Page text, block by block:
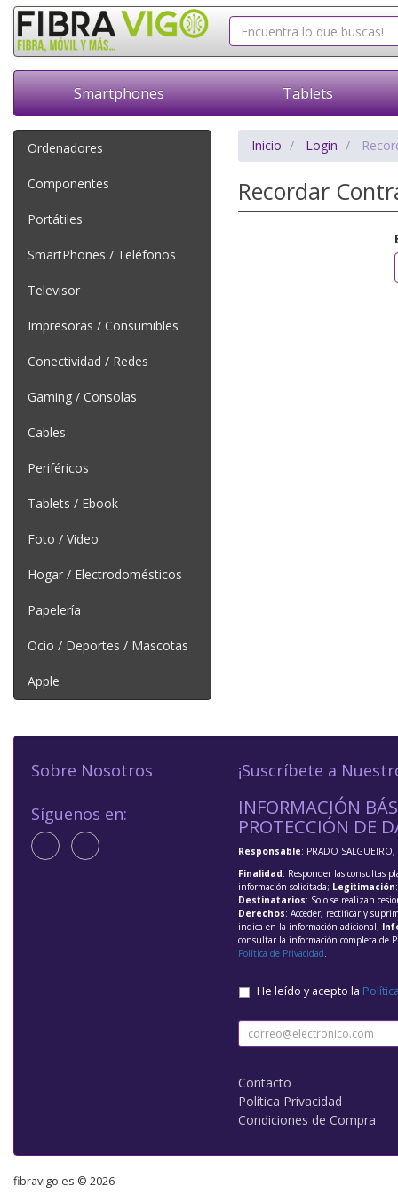
Smartphones Tablets
Ordenadores
Componentes
Portátiles
SmartPhones / Teléfonos
Televisor
Impresoras / Consumibles
Conectividad / Redes
Gaming / Consolas
Cables
Periféricos
Tablets / Ebook
Foto / Video
Hogar / Electrodomésticos
Papelería
Ocio / Deportes / Mascotas
Apple
Inicio Login
Recordar
Sobre Nosotros
Síguenos en:
¡Suscríbete a
INFORMACIÓN
PROTECCIÓN DE
Responsable: PRADO SALGUEIRO,
Finalidad: Responder las consultas
información solicitada; Legitimación
Destinatarios: Solo se realizan
Derechos: Acceder, rectificar y
indica en la información adicional;
consultar la información completa de
Política de Privacidad.
He leído y acepto la
Contacto
Política Privacidad
Condiciones de Compra
fibravigo.es © 2026